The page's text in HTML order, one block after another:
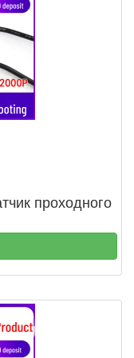
проходного